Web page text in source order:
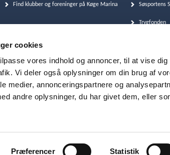
cookies
vores indhold og annoncer, til at vise
Vi deler også oplysninger om din brug af
medier, annonceringspartnere og
andre oplysninger, du har givet dem, eller
Præferencer Statistik
Find klubber og foreninger på Køge Marina Søsportens
Trygfonden
TV2-
Havneguide
Dansk
Tlf. 56 66 16 89 marina@koege.dk